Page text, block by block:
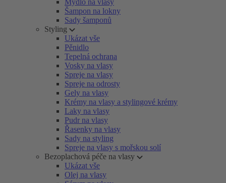
Mýdlo na vlasy
Šampon na lokny
Sady šamponů
Styling
Ukázat vše
Pěnidlo
Tepelná ochrana
Vosky na vlasy
Spreje na vlasy
Spreje na odrosty
Gely na vlasy
Krémy na vlasy a stylingové krémy
Laky na vlasy
Pudr na vlasy
Řasenky na vlasy
Sady na styling
Spreje na vlasy s mořskou solí
Bezoplachová péče na vlasy
Ukázat vše
Olej na vlasy